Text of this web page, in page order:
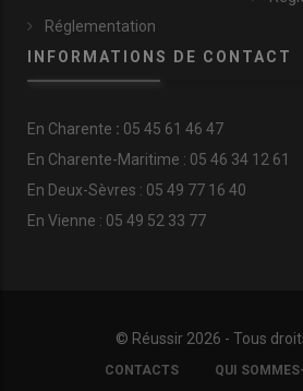
Réglementation
INFORMATIONS DE CONTACT
En Charente : 05 45 61 46 47
En Charente-Maritime : 05 46 34 12 61
En Deux-Sèvres : 05 49 77 16 40
En Vienne : 05 49 52 33 77
© Réussir 2026 - Tous
COPYRIGHTCONTACTS QUI